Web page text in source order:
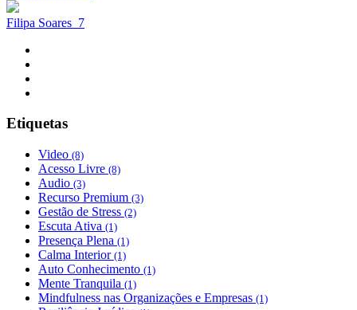
Filipa Soares 7
Etiquetas
Video (8)
Acesso Livre (8)
Audio (3)
Recurso Premium (3)
Gestão de Stress (2)
Escuta Ativa (1)
Presença Plena (1)
Calma Interior (1)
Auto Conhecimento (1)
Mente Tranquila (1)
Mindfulness nas Organizações e Empresas (1)